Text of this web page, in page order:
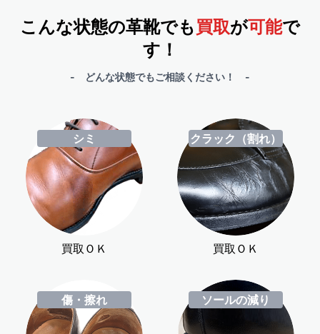
こんな状態の革靴でも買取が可能で
す！
- どんな状態でもご相談ください！ -
シミ
買取ＯＫ
クラック（割れ）
買取ＯＫ
傷・擦れ ソールの減り